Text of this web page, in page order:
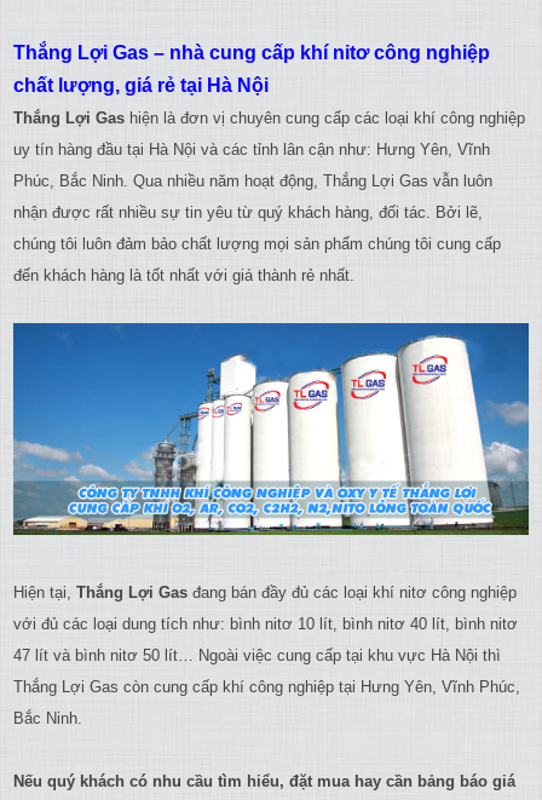
Thắng Lợi Gas – nhà cung cấp khí nitơ công nghiệp
chất lượng, giá rẻ tại Hà Nội
Thắng Lợi Gas hiện là đơn vị chuyên cung cấp các loại khí công nghiệp
uy tín hàng đầu tại Hà Nội và các tỉnh lân cận như: Hưng Yên, Vĩnh
Phúc, Bắc Ninh. Qua nhiều năm hoạt động, Thắng Lợi Gas vẫn luôn
nhận được rất nhiều sự tin yêu từ quý khách hàng, đối tác. Bởi lẽ,
chúng tôi luôn đảm bảo chất lượng mọi sản phẩm chúng tôi cung cấp
đến khách hàng là tốt nhất với giá thành rẻ nhất.
Hiện tại, Thắng Lợi Gas đang bán đầy đủ các loại khí nitơ công nghiệp
với đủ các loại dung tích như: bình nitơ 10 lít, bình nitơ 40 lít, bình nitơ
47 lít và bình nitơ 50 lít… Ngoài việc cung cấp tại khu vực Hà Nội thì
Thắng Lợi Gas còn cung cấp khí công nghiệp tại Hưng Yên, Vĩnh Phúc,
Bắc Ninh.
Nếu quý khách có nhu cầu tìm hiểu, đặt mua hay cần bảng báo giá